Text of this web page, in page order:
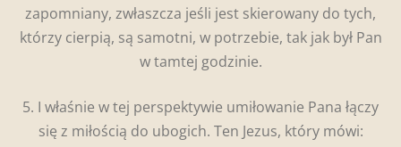
zapomniany, zwłaszcza jeśli jest skierowany do tych,
którzy cierpią, są samotni, w potrzebie, tak jak był Pan
w tamtej godzinie.
5. I właśnie w tej perspektywie umiłowanie Pana łączy
się z miłością do ubogich. Ten Jezus, który mówi: